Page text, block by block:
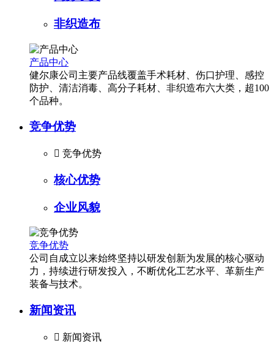
非织造布
产品中心
健尔康公司主要产品线覆盖手术耗材、伤口护理、感控
防护、清洁消毒、高分子耗材、非织造布六大类，超100
个品种。
竞争优势
 竞争优势
核心优势
企业风貌
竞争优势
公司自成立以来始终坚持以研发创新为发展的核心驱动
力，持续进行研发投入，不断优化工艺水平、革新生产
装备与技术。
新闻资讯
 新闻资讯